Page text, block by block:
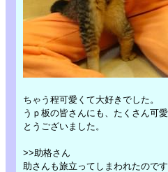
ちゃう程可愛くて大好きでした。
うｐ板の皆さんにも、たくさん可
とうございました。
>>助格さん
助さんも旅立ってしまわれたので